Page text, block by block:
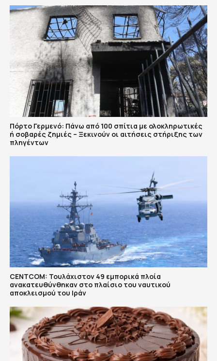
Πόρτο Γερμενό: Πάνω από 100 σπίτια με ολοκληρωτικές
ή σοβαρές ζημιές – Ξεκινούν οι αιτήσεις στήριξης των
πληγέντων
CENTCOM: Τουλάχιστον 49 εμπορικά πλοία
ανακατευθύνθηκαν στο πλαίσιο του ναυτικού
αποκλεισμού του Ιράν